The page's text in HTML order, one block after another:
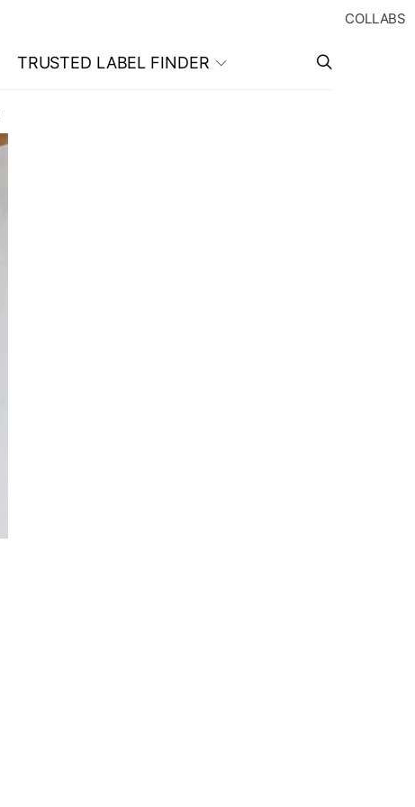
COLLABS
TRUSTED LABEL FINDER